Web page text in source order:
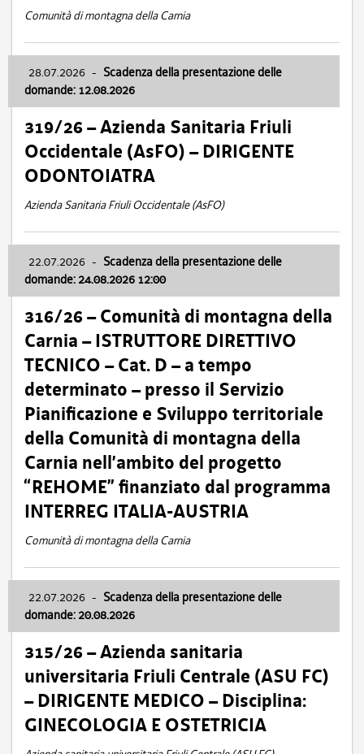
Comunità di montagna della Carnia
28.07.2026 - Scadenza della presentazione delle
domande: 12.08.2026
319/26 – Azienda Sanitaria Friuli
Occidentale (AsFO) – DIRIGENTE
ODONTOIATRA
Azienda Sanitaria Friuli Occidentale (AsFO)
22.07.2026 - Scadenza della presentazione delle
domande: 24.08.2026 12:00
316/26 – Comunità di montagna della
Carnia – ISTRUTTORE DIRETTIVO
TECNICO – Cat. D – a tempo
determinato – presso il Servizio
Pianificazione e Sviluppo territoriale
della Comunità di montagna della
Carnia nell’ambito del progetto
“REHOME” finanziato dal programma
INTERREG ITALIA-AUSTRIA
Comunità di montagna della Carnia
22.07.2026 - Scadenza della presentazione delle
domande: 20.08.2026
315/26 – Azienda sanitaria
universitaria Friuli Centrale (ASU FC)
– DIRIGENTE MEDICO – Disciplina:
GINECOLOGIA E OSTETRICIA